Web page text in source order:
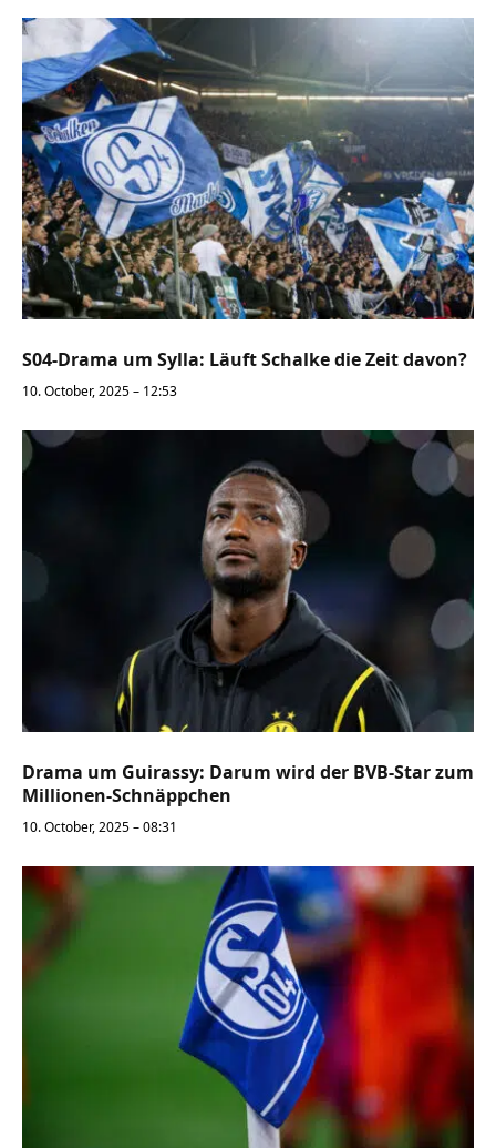
S04-Drama um Sylla: Läuft Schalke die Zeit davon?
10. October, 2025 – 12:53
Drama um Guirassy: Darum wird der BVB-Star zum
Millionen-Schnäppchen
10. October, 2025 – 08:31